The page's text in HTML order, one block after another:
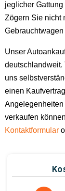
jeglicher
Zögern Sie nicht
Unser
deutschlandweit.
uns
einen
verkaufen
Kontaktformular